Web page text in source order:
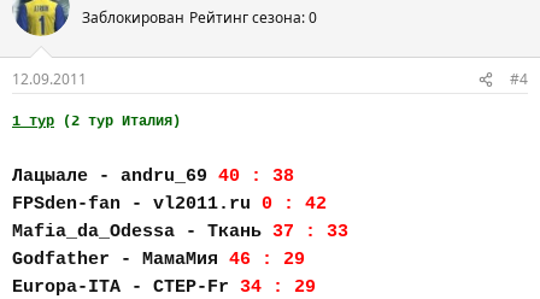
Заблокирован Рейтинг сезона: 0
12.09.2011 #4
1 тур (2 тур Италия)
Лацыале - andru_69 40 : 38
FPSden-fan - vl2011.ru 0 : 42
Mafia_da_Odessa - Ткань 37 : 33
Godfather - МамаМия 46 : 29
Europa-ITA - CTEP-Fr 34 : 29